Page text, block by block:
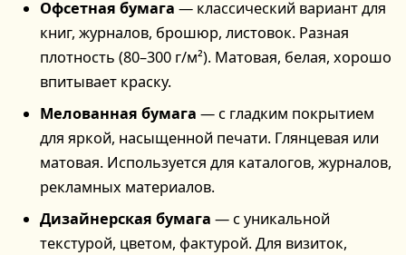
Офсетная бумага — классический вариант для
книг, журналов, брошюр, листовок. Разная
плотность (80–300 г/м²). Матовая, белая, хорошо
впитывает краску.
Мелованная бумага — с гладким покрытием
для яркой, насыщенной печати. Глянцевая или
матовая. Используется для каталогов, журналов,
рекламных материалов.
Дизайнерская бумага — с уникальной
текстурой, цветом, фактурой. Для визиток,